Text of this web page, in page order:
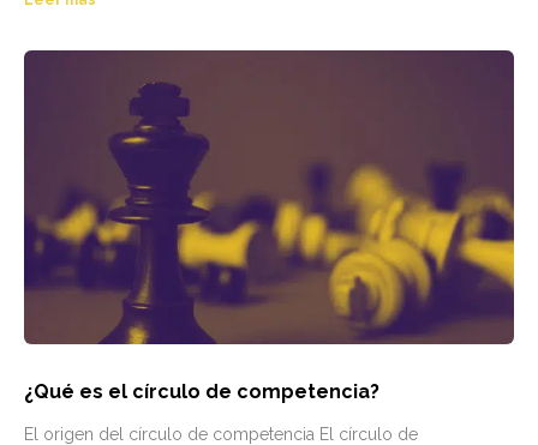
¿Qué es el círculo de competencia?
El origen del círculo de competencia El círculo de